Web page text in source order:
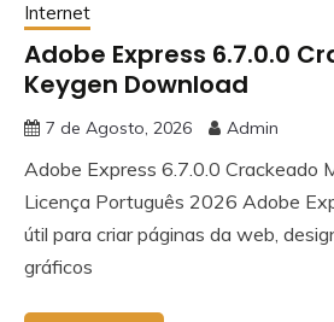
Internet
Adobe Express 6.7.0.0
Keygen Download
7 de Agosto, 2026 Admin
Adobe Express 6.7.0.0 Crackeado
Licença Português 2026 Adobe
útil para criar páginas da web,
gráficos